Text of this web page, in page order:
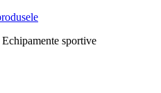
Echipamente sportive